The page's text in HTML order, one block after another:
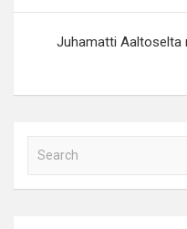
Juhamatti Aaltoselta
a